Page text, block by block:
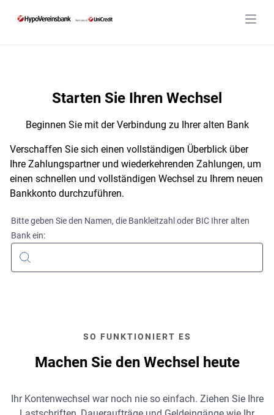
Starten Sie Ihren Wechsel
Beginnen Sie mit der Verbindung zu Ihrer alten Bank
Verschaffen Sie sich einen vollständigen Überblick über
Ihre Zahlungspartner und wiederkehrenden Zahlungen, um
einen schnellen und vollständigen Wechsel zu Ihrem neuen
Bankkonto durchzuführen.
Bitte geben Sie den Namen, die Bankleitzahl oder BIC Ihrer alten
Bank ein:
SO FUNKTIONIERT ES
Machen Sie den Wechsel heute
Ihr Kontenwechsel war noch nie so einfach. Ziehen Sie Ihre